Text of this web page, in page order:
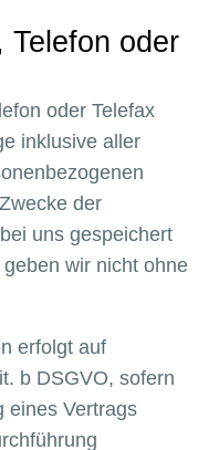
Telefon oder
oder Telefax
inklusive aller
der
uns gespeichert
wir nicht ohne
erfolgt auf
b DSGVO, sofern
eines Vertrags